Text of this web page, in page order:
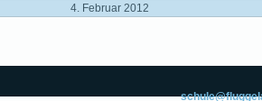
4. Februar 2012